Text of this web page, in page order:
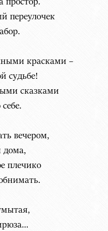
простор.
переулочек
красками –
судьбе!
сказками
вечером,
дома,
плечико